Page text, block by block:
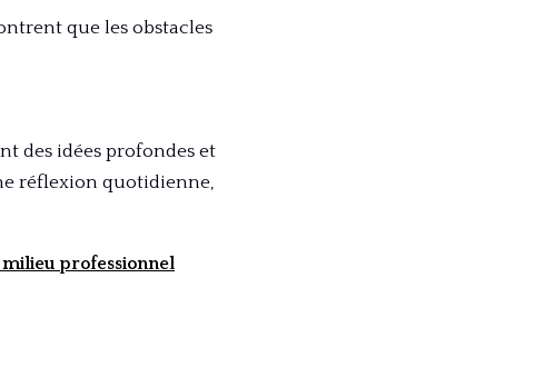
que les obstacles
des idées profondes et
réflexion quotidienne,
professionnel